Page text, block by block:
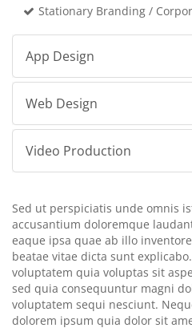
Stationary Branding /
App Design
Web Design
Video Production
Sed ut perspiciatis unde omnis
accusantium doloremque
eaque ipsa quae ab illo
beatae vitae dicta sunt
voluptatem quia voluptas sit
sed quia consequuntur magni
voluptatem sequi nesciunt.
dolorem ipsum quia dolor sit